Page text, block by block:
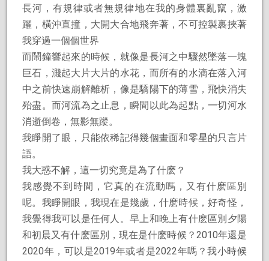
長河，有規律或者無規律地在我的身體裏亂竄，激
躍，橫沖直撞，大開大合地飛奔著，不可控製裹挾著
我穿過一個個世界
而鬧鐘響起來的時候，就像是長河之中驟然墜落一塊
巨石，濺起大片大片的水花，而所有的水滴在落入河
中之前快速崩解離析，像是驕陽下的薄雪，飛快消失
殆盡。而河流為之止息，瞬間以此為起點，一切河水
消逝倒卷，無影無蹤。
我睜開了眼，只能依稀記得幾個畫面和零星的只言片
語。
我大惑不解，這一切究竟是為了什麽？
我感覺不到時間，它真的在流動嗎，又有什麽區別
呢。我睜開眼，我現在是幾歲，什麽時候，好奇怪，
我覺得我可以是任何人。早上和晚上有什麽區別夕陽
和初晨又有什麽區別，現在是什麽時候？2010年還是
2020年，可以是2019年或者是2022年嗎？我小時候